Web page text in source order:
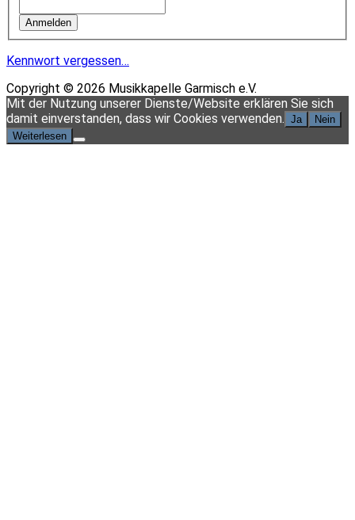
Kennwort vergessen…
Copyright © 2026 Musikkapelle Garmisch e.V.
Scroll
Up
Mit der Nutzung unserer Dienste/Website erklären Sie sich
damit einverstanden, dass wir Cookies verwenden. Ja
Nein
Weiterlesen